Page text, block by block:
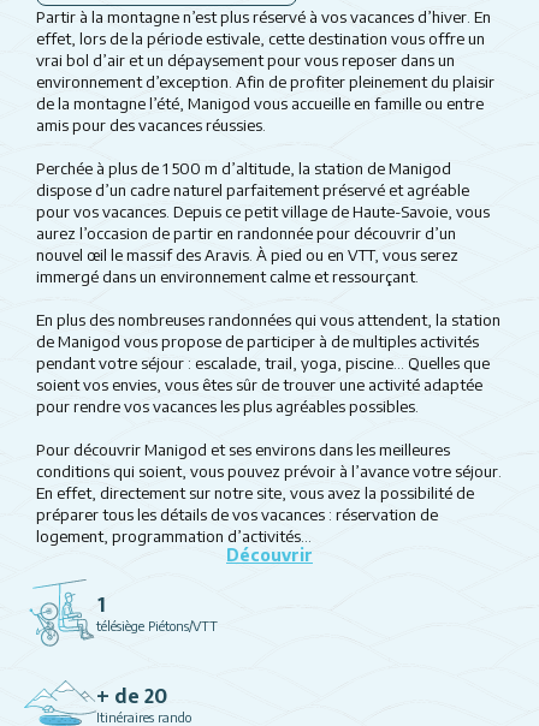
1
télésiège Piétons/VTT
+ de 20
Itinéraires rando
Partir à la montagne n’est plus réservé à vos vacances d’hiver. En
effet, lors de la période estivale, cette destination vous offre un
vrai bol d’air et un dépaysement pour vous reposer dans un
environnement d’exception. Afin de profiter pleinement du plaisir
de la montagne l’été, Manigod vous accueille en famille ou entre
amis pour des vacances réussies.
Perchée à plus de 1 500 m d’altitude, la station de Manigod
dispose d’un cadre naturel parfaitement préservé et agréable
pour vos vacances. Depuis ce petit village de Haute-Savoie, vous
aurez l’occasion de partir en randonnée pour découvrir d’un
nouvel œil le massif des Aravis. À pied ou en VTT, vous serez
immergé dans un environnement calme et ressourçant.
En plus des nombreuses randonnées qui vous attendent, la station
de Manigod vous propose de participer à de multiples activités
pendant votre séjour : escalade, trail, yoga, piscine… Quelles que
soient vos envies, vous êtes sûr de trouver une activité adaptée
pour rendre vos vacances les plus agréables possibles.
Pour découvrir Manigod et ses environs dans les meilleures
conditions qui soient, vous pouvez prévoir à l’avance votre séjour.
En effet, directement sur notre site, vous avez la possibilité de
préparer tous les détails de vos vacances : réservation de
logement, programmation d’activités…
Découvrir